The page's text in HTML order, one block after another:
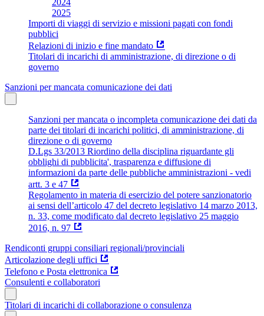
2025
Importi di viaggi di servizio e missioni pagati con fondi
pubblici
Relazioni di inizio e fine mandato
Titolari di incarichi di amministrazione, di direzione o di
governo
Sanzioni per mancata comunicazione dei dati
Sanzioni per mancata o incompleta comunicazione dei dati da
parte dei titolari di incarichi politici, di amministrazione, di
direzione o di governo
D.Lgs 33/2013 Riordino della disciplina riguardante gli
obblighi di pubblicita', trasparenza e diffusione di
informazioni da parte delle pubbliche amministrazioni - vedi
artt. 3 e 47
Regolamento in materia di esercizio del potere sanzionatorio
ai sensi dell’articolo 47 del decreto legislativo 14 marzo 2013,
n. 33, come modificato dal decreto legislativo 25 maggio
2016, n. 97
Rendiconti gruppi consiliari regionali/provinciali
Articolazione degli uffici
Telefono e Posta elettronica
Consulenti e collaboratori
Titolari di incarichi di collaborazione o consulenza